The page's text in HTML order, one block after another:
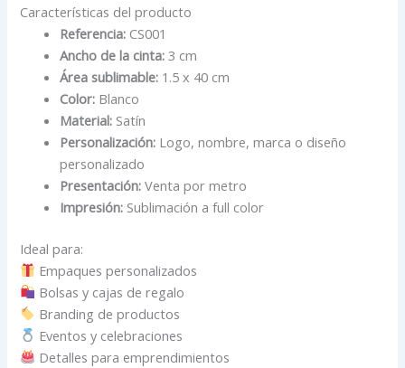
Características del producto
Referencia: CS001
Ancho de la cinta: 3 cm
Área sublimable: 1.5 x 40 cm
Color: Blanco
Material: Satín
Personalización: Logo, nombre, marca o diseño
personalizado
Presentación: Venta por metro
Impresión: Sublimación a full color
Ideal para:
Empaques personalizados
Bolsas y cajas de regalo
Branding de productos
Eventos y celebraciones
Detalles para emprendimientos